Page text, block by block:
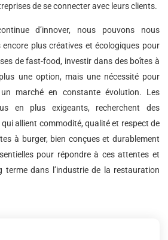
de se connecter avec leurs clients.
d’innover, nous pouvons nous
plus créatives et écologiques pour
de fast-food, investir dans des boîtes à
une option, mais une nécessité pour
marché en constante évolution. Les
en plus exigeants, recherchent des
allient commodité, qualité et respect de
à burger, bien conçues et durablement
pour répondre à ces attentes et
terme dans l’industrie de la restauration